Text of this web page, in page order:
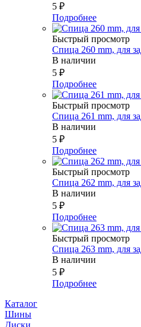
5 ₽
Подробнее
Быстрый просмотр
Спица 260 mm, для
В наличии
5 ₽
Подробнее
Быстрый просмотр
Спица 261 mm, для
В наличии
5 ₽
Подробнее
Быстрый просмотр
Спица 262 mm, для
В наличии
5 ₽
Подробнее
Быстрый просмотр
Спица 263 mm, для
В наличии
5 ₽
Подробнее
Каталог
Шины